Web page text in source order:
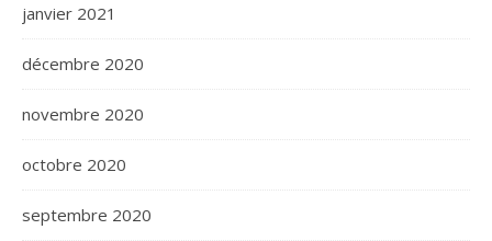
janvier 2021
décembre 2020
novembre 2020
octobre 2020
septembre 2020